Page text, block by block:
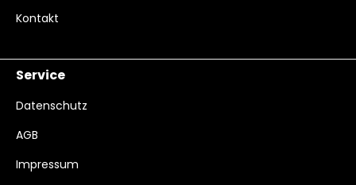
Kontakt
Service
Datenschutz
AGB
Impressum